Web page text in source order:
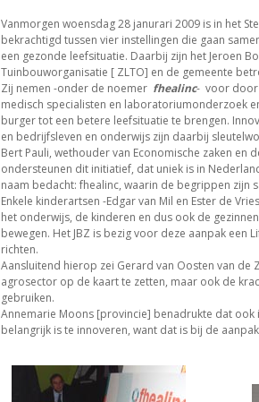
Vanmorgen woensdag 28 janurari 2009 is in het
bekrachtigd tussen vier instellingen die gaan
een gezonde leefsituatie. Daarbij zijn het Jeroen
Tuinbouworganisatie [ ZLTO] en de gemeente
Zij nemen -onder de noemer fhealinc- voor door
medisch specialisten en laboratoriumonderzoek
burger tot een betere leefsituatie te brengen.
en bedrijfsleven en onderwijs zijn daarbij
Bert Pauli, wethouder van Economische zaken en
ondersteunen dit initiatief, dat uniek is in
naam bedacht: fhealinc, waarin de begrippen zijn
Enkele kinderartsen -Edgar van Mil en Ester de
het onderwijs, de kinderen en dus ook de
bewegen. Het JBZ is bezig voor deze aanpak een
richten.
Aansluitend hierop zei Gerard van Oosten van de
agrosector op de kaart te zetten, maar ook de
gebruiken.
Annemarie Moons [provincie] benadrukte dat ook
belangrijk is te innoveren, want dat is bij de